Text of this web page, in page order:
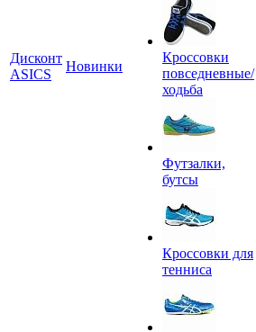
Дисконт
ASICS
Новинки
Кроссовки
повседневные/
ходьба
Футзалки,
бутсы
Кроссовки для
тенниса